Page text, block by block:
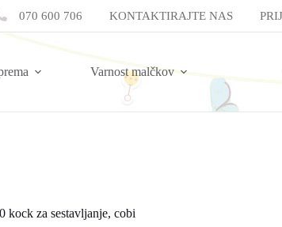
070 600 706 KONTAKTIRAJTE NAS
Varnost malčkov
kock za sestavljanje, cobi